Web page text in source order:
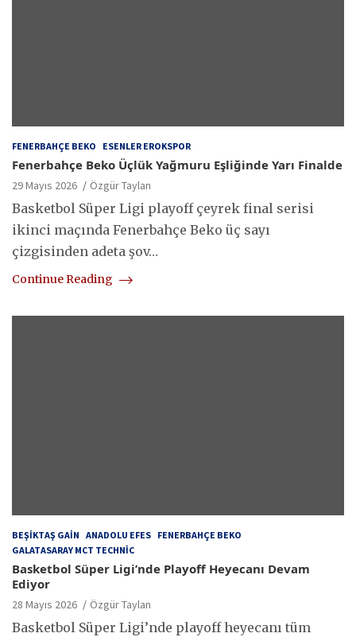
FENERBAHÇE BEKO ESENLER EROKSPOR
Fenerbahçe Beko Üçlük Yağmuru Eşliğinde Yarı Finalde
29 Mayıs 2026 Özgür Taylan
Basketbol Süper Ligi playoff çeyrek final serisi
ikinci maçında Fenerbahçe Beko üç sayı
çizgisinden adeta şov…
Continue Reading
BEŞIKTAŞ GAIN ANADOLU EFES FENERBAHÇE BEKO
GALATASARAY MCT TECHNIC
Basketbol Süper Ligi’nde Playoff Heyecanı Devam
Ediyor
28 Mayıs 2026 Özgür Taylan
Basketbol Süper Ligi’nde playoff heyecanı tüm